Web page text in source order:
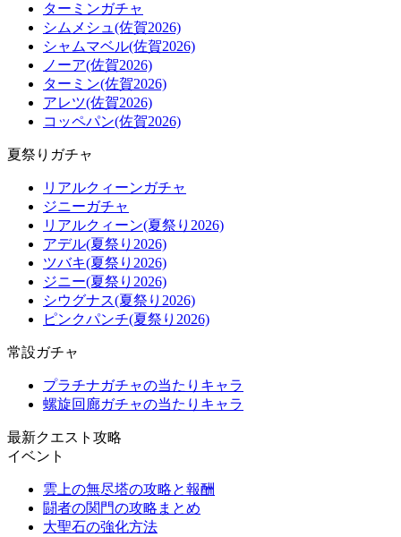
ターミンガチャ
シムメシュ(佐賀2026)
シャムマベル(佐賀2026)
ノーア(佐賀2026)
ターミン(佐賀2026)
アレツ(佐賀2026)
コッペパン(佐賀2026)
夏祭りガチャ
リアルクィーンガチャ
ジニーガチャ
リアルクィーン(夏祭り2026)
アデル(夏祭り2026)
ツバキ(夏祭り2026)
ジニー(夏祭り2026)
シウグナス(夏祭り2026)
ピンクパンチ(夏祭り2026)
常設ガチャ
プラチナガチャの当たりキャラ
螺旋回廊ガチャの当たりキャラ
最新クエスト攻略
イベント
雲上の無尽塔の攻略と報酬
闘者の関門の攻略まとめ
大聖石の強化方法